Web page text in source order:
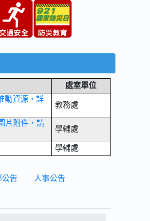
處室單位
動資源，詳
教務處
片附件，請
學輔處
學輔處
公告 人事公告